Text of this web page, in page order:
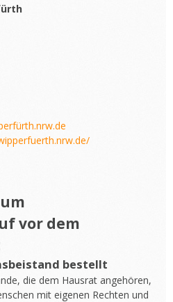
vor dem
bestellt
die dem Hausrat angehören,
mit eigenen Rechten und